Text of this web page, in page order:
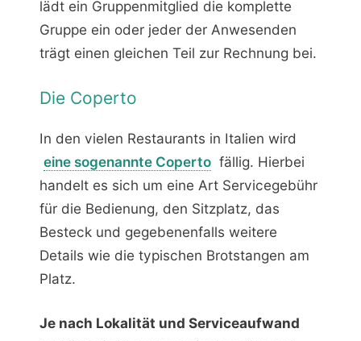
lädt ein Gruppenmitglied die komplette
Gruppe ein oder jeder der Anwesenden
trägt einen gleichen Teil zur Rechnung bei.
Die Coperto
In den vielen Restaurants in Italien wird
eine sogenannte Coperto fällig. Hierbei
handelt es sich um eine Art Servicegebühr
für die Bedienung, den Sitzplatz, das
Besteck und gegebenenfalls weitere
Details wie die typischen Brotstangen am
Platz.
Je nach Lokalität und Serviceaufwand